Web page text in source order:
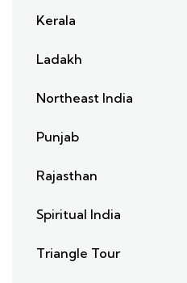
Kerala
Ladakh
Northeast India
Punjab
Rajasthan
Spiritual India
Triangle Tour